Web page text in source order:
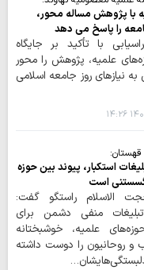
با پژوهش مساله محور،
را پاسخ می دهد
با تأکید بر جایگاه
علمیه، پژوهش را محور
نیازهای روز جامعه اسلامی
استکبار، پیوند بین حوزه
است
الاسلام راستگو گفت:
منفی دشمن برای
علمیه، خوشبختانه
و روحانیون را دوست داشته